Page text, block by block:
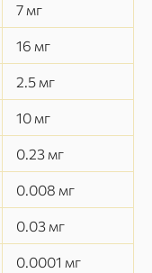
7 мг
16 мг
2.5 мг
10 мг
0.23 мг
0.008 мг
0.03 мг
0.0001 мг